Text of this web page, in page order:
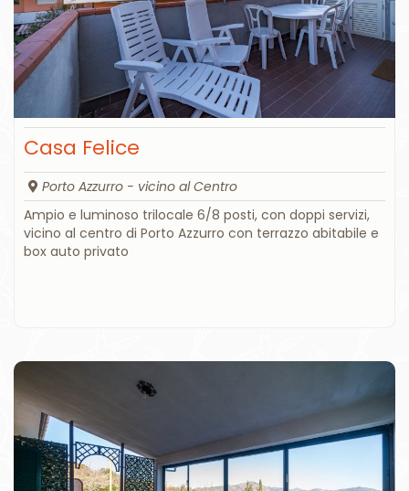
Casa Felice
Porto Azzurro - vicino al Centro
Ampio e luminoso trilocale 6/8 posti, con doppi servizi,
vicino al centro di Porto Azzurro con terrazzo abitabile e
box auto privato